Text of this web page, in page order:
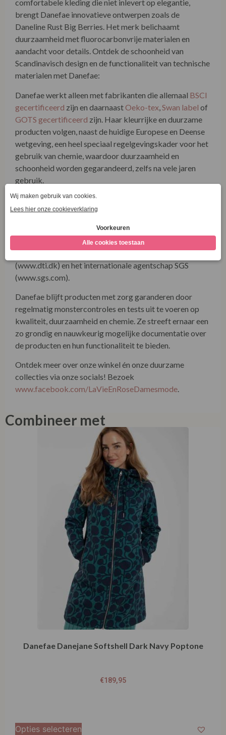
duurzaamheid met fluorocarbonvrije materialen en
aandacht voor details. Ontdek de schoonheid van
Scandinavisch design en de functionaliteit van technische
materialen met Danefae:
Danefae werkt alleen met fabrikanten die allemaalBSCI
gecertificeerdzijn en daarnaast
producten volgen, naast de huidige Europese en Deense
wetgeving, een heel speciaal regelgevingskader voor het
gebruik van chemie, waardoor duurzaamheid en
schoonheid worden gegarandeerd, zelfs na vele jaren
gebruik.
Het merk doet haar uiterste best om schadelijke stoffen
in haar producten te vermijden en test elke nieuwe
fabrikant, materiaal en techniek (bijv. print) om naleving
te garanderen. Danefae stelt strenge eisen aan haar
fabrikanten en herziet deze eisen regelmatig in
(www.dti.dk) en het internationale agentschap SGS
Danefae blijft producten met zorg garanderen door
regelmatig monstercontroles en tests uit te voeren op
zo grondig en nauwkeurig mogelijke documentatie over
de producten en hun functionaliteit te bieden.
Ontdek meer over onze winkel én onze duurzame
collecties via onze socials! Bezoek
Combineer met
Danefae Danejane Softshell Dark Navy Poptone
€189,95